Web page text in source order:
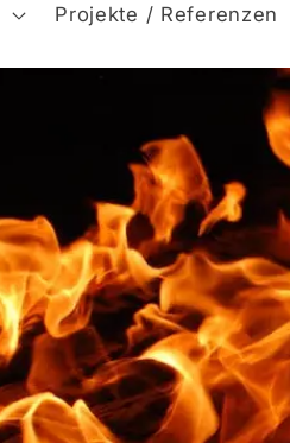
Projekte / Referenzen